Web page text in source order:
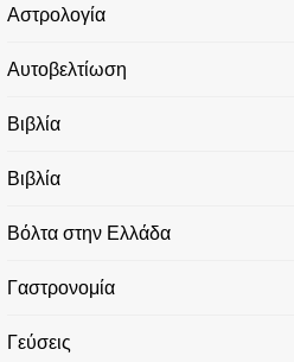
Αστρολογία
Αυτοβελτίωση
Βιβλία
Βιβλία
Βόλτα στην Ελλάδα
Γαστρονομία
Γεύσεις